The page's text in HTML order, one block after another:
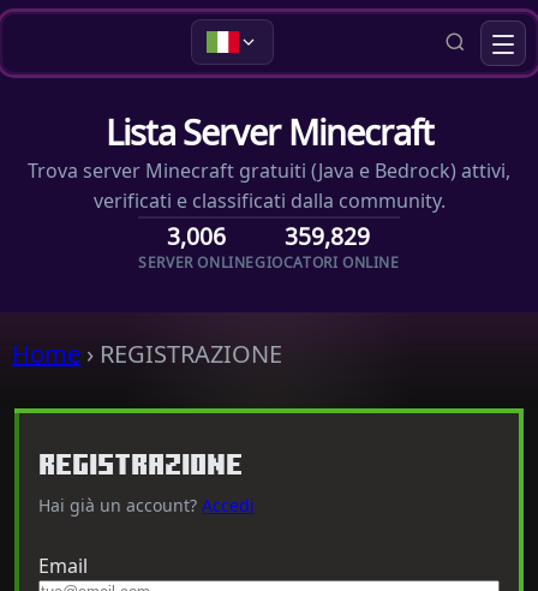
Lista Server Minecraft
Trova server Minecraft gratuiti (Java e Bedrock) attivi,
verificati e classificati dalla community.
3,006
SERVER ONLINE
359,829
GIOCATORI ONLINE
Home › REGISTRAZIONE
REGISTRAZIONE
Hai già un account? Accedi
Email